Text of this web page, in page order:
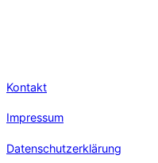
Kontakt
Impressum
Datenschutzerklärung